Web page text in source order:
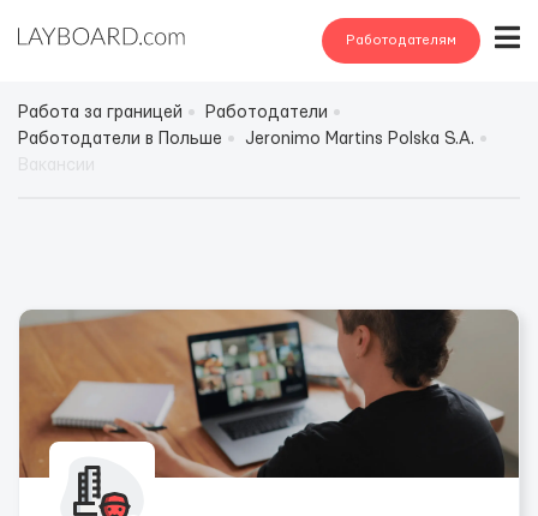
Работодателям
Работа за границей
Работодатели
Работодатели в Польше
Jeronimo Martins Polska S.A.